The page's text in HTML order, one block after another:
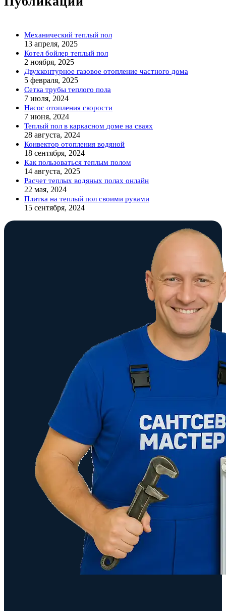
Механический теплый пол
13 апреля, 2025
Котел бойлер теплый пол
2 ноября, 2025
Двухконтурное газовое отопление частного дома
5 февраля, 2025
Сетка трубы теплого пола
7 июля, 2024
Насос отопления скорости
7 июня, 2024
Теплый пол в каркасном доме на сваях
28 августа, 2024
Конвектор отопления водяной
18 сентября, 2024
Как пользоваться теплым полом
14 августа, 2025
Расчет теплых водяных полах онлайн
22 мая, 2024
Плитка на теплый пол своими руками
15 сентября, 2024